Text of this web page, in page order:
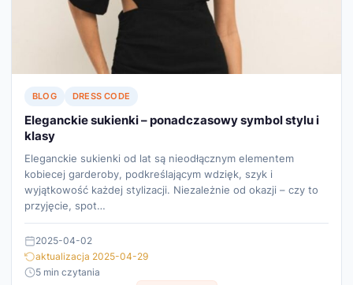
BLOG DRESS CODE
Eleganckie sukienki – ponadczasowy symbol stylu i
klasy
Eleganckie sukienki od lat są nieodłącznym elementem
kobiecej garderoby, podkreślającym wdzięk, szyk i
wyjątkowość każdej stylizacji. Niezależnie od okazji – czy to
przyjęcie, spot…
2025-04-02
aktualizacja 2025-04-29
5 min czytania